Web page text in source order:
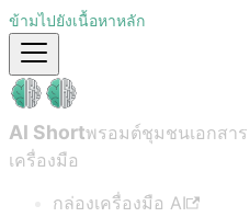
ข้ามไปยังเนื้อหาหลัก
AI Shortพรอมต์ชุมชนเอกสาร
เครื่องมือ
กล่องเครื่องมือ AI